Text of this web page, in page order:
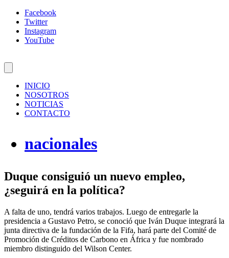
Facebook
Twitter
Instagram
YouTube
INICIO
NOSOTROS
NOTICIAS
CONTACTO
nacionales
Duque consiguió un nuevo empleo,
¿seguirá en la política?
A falta de uno, tendrá varios trabajos. Luego de entregarle la
presidencia a Gustavo Petro, se conoció que Iván Duque integrará la
junta directiva de la fundación de la Fifa, hará parte del Comité de
Promoción de Créditos de Carbono en África y fue nombrado
miembro distinguido del Wilson Center.